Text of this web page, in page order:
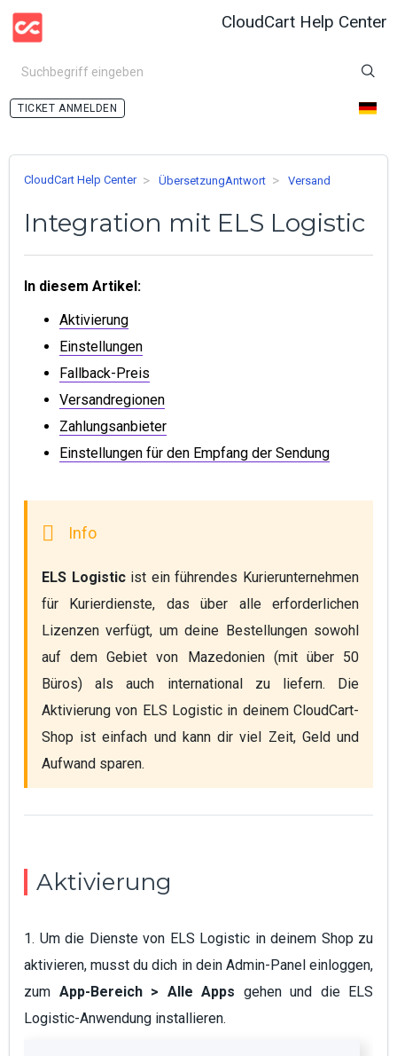
CloudCart Help Center
ANMELDEN
CloudCart Help Center ÜbersetzungAntwort Versand
Integration mit ELS Logistic
In diesem Artikel:
Aktivierung
Einstellungen
Fallback-Preis
Versandregionen
Zahlungsanbieter
Einstellungen für den Empfang der Sendung
ELS Logistic ist ein führendes Kurierunternehmen
für Kurierdienste, das über alle erforderlichen
Lizenzen verfügt, um deine Bestellungen sowohl
auf dem Gebiet von Mazedonien (mit über 50
Büros) als auch international zu liefern. Die
Aktivierung von ELS Logistic in deinem CloudCart-
Shop ist einfach und kann dir viel Zeit, Geld und
Aufwand sparen.
Aktivierung
1. Um die Dienste von ELS Logistic in deinem Shop zu
aktivieren, musst du dich in dein Admin-Panel einloggen,
zum App-Bereich > Alle Apps gehen und die ELS
Logistic-Anwendung installieren.